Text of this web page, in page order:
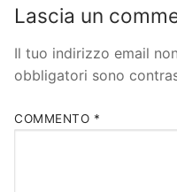
Lascia un
Il tuo indirizzo email
obbligatori sono
COMMENTO *